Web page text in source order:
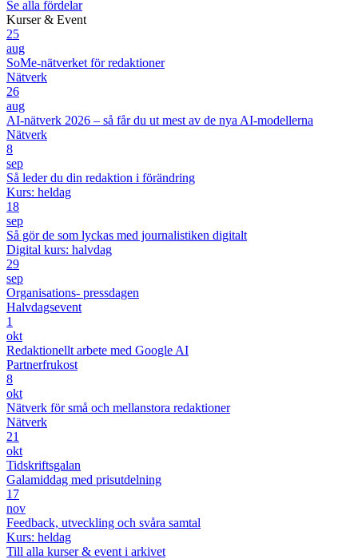
Se alla fördelar
Kurser & Event
25
aug
SoMe-nätverket för redaktioner
Nätverk
26
aug
AI-nätverk 2026 – så får du ut mest av de nya AI-modellerna
Nätverk
8
sep
Så leder du din redaktion i förändring
Kurs: heldag
18
sep
Så gör de som lyckas med journalistiken digitalt
Digital kurs: halvdag
29
sep
Organisations- pressdagen
Halvdagsevent
1
okt
Redaktionellt arbete med Google AI
Partnerfrukost
8
okt
Nätverk för små och mellanstora redaktioner
Nätverk
21
okt
Tidskriftsgalan
Galamiddag med prisutdelning
17
nov
Feedback, utveckling och svåra samtal
Kurs: heldag
Till alla kurser & event i arkivet